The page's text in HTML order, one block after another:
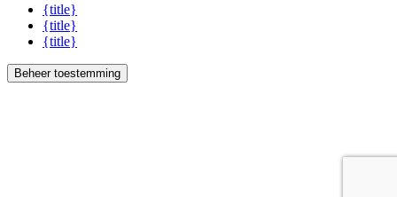
{title}
{title}
{title}
Beheer toestemming